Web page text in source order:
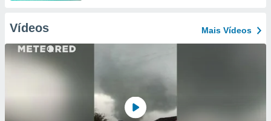
Vídeos Mais Vídeos